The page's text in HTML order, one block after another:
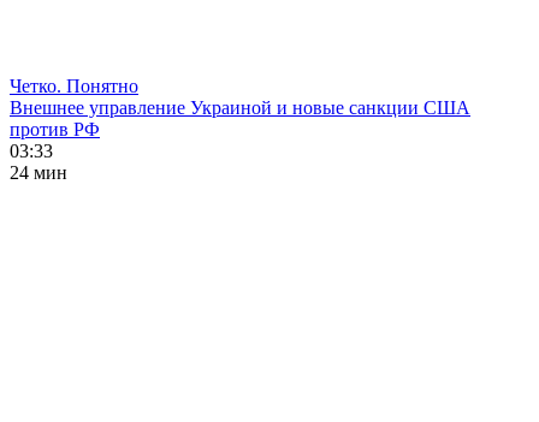
Четко. Понятно
Внешнее управление Украиной и новые санкции США
против РФ
03:33
24 мин